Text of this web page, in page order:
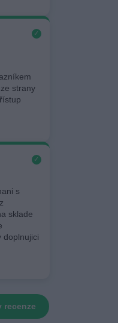
✓
strany
✓
s
sklade
doplnujici
recenze